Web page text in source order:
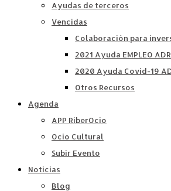
Ayudas de terceros
Vencidas
Colaboración para
2021 Ayuda EMPLEO
2020 Ayuda Covid-19
Otros Recursos
Agenda
APP RiberOcio
Ocio Cultural
Subir Evento
Noticias
Blog